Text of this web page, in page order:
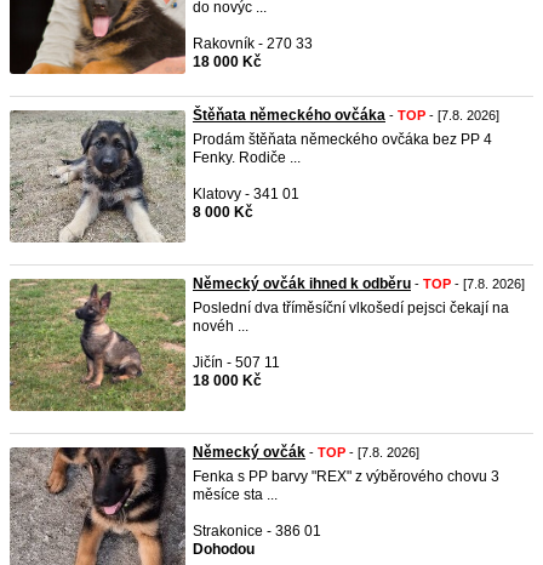
do novýc ...
Rakovník - 270 33
18 000 Kč
Štěňata německého ovčáka - TOP - [7.8. 2026]
Prodám štěňata německého ovčáka bez PP 4
Fenky. Rodiče ...
Klatovy - 341 01
8 000 Kč
Německý ovčák ihned k odběru - TOP - [7.8. 2026]
Poslední dva tříměsíční vlkošedí pejsci čekají na
novéh ...
Jičín - 507 11
18 000 Kč
Německý ovčák - TOP - [7.8. 2026]
Fenka s PP barvy "REX" z výběrového chovu 3
měsíce sta ...
Strakonice - 386 01
Dohodou